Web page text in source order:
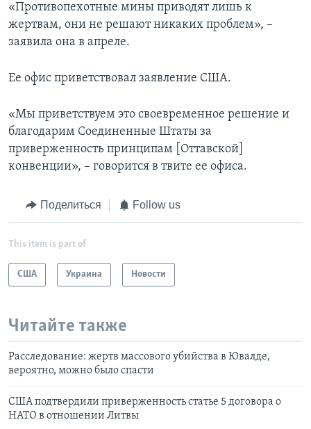
«Противопехотные мины приводят лишь к
жертвам, они не решают никаких проблем», –
заявила она в апреле.
Ее офис приветствовал заявление США.
«Мы приветствуем это своевременное решение и
благодарим Соединенные Штаты за
приверженность принципам [Оттавской]
конвенции», – говорится в твите ее офиса.
Поделиться Follow us
This item is part of
США Украина Новости
Читайте также
Расследование: жертв массового убийства в Ювалде,
вероятно, можно было спасти
США подтвердили приверженность статье 5 договора о
НАТО в отношении Литвы